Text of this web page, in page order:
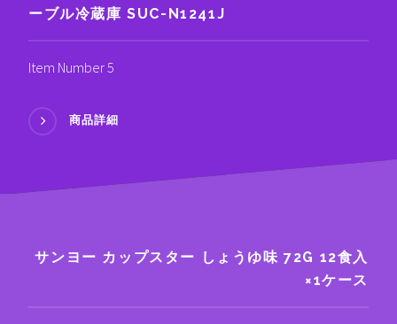
ーブル冷蔵庫 SUC-N1241J
Item Number 5
商品詳細
サンヨー カップスター しょうゆ味 72G 12食入
×1ケース